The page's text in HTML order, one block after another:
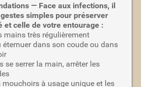
— Face aux infections, il
simples pour préserver
et celle de votre entourage :
mains très régulièrement
éternuer dans son coude ou dans
se serrer la main, arrêter les
mouchoirs à usage unique et les